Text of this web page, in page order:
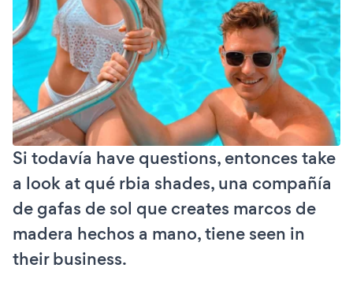
Si todavía have questions, entonces take
a look at qué rbia shades, una compañía
de gafas de sol que creates marcos de
madera hechos a mano, tiene seen in
their business.